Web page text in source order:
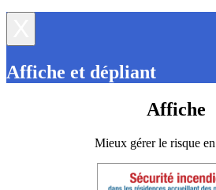
Affiche et dépliant
Affiche
Mieux gérer le risque en